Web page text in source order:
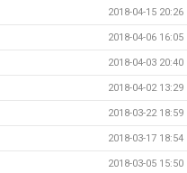
2018-04-15 20:26
2018-04-06 16:05
2018-04-03 20:40
2018-04-02 13:29
2018-03-22 18:59
2018-03-17 18:54
2018-03-05 15:50